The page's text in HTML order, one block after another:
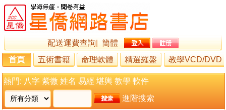
配送運費查詢
簡體
首頁
五術書籍 命理軟體 精選羅盤 教學VCD/DVD
熱門: 八字 紫微 姓名 易經 堪輿 教學 軟件
進階搜索